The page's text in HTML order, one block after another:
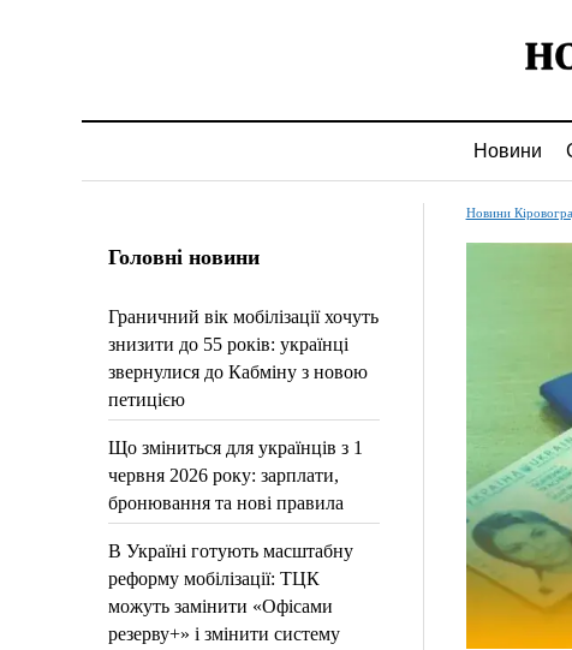
Новини
Головні новини
Граничний вік мобілізації хочуть
знизити до 55 років: українці
звернулися до Кабміну з новою
петицією
Що зміниться для українців з 1
червня 2026 року: зарплати,
бронювання та нові правила
В Україні готують масштабну
реформу мобілізації: ТЦК
можуть замінити «Офісами
резерву+» і змінити систему
Новини